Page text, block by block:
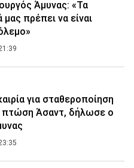
Άμυνας: «Τα
πρέπει να είναι
για σταθεροποίηση
πτώση Άσαντ, δήλωσε ο